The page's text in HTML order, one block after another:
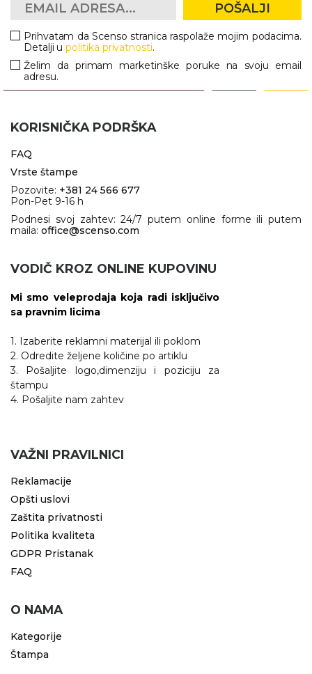
POŠALJI
Prihvatam da Scenso stranica raspolaže mojim podacima.
Detalji upolitika privatnosti.
Želim da primam marketinške poruke na svoju email
adresu.
KORISNIČKA PODRŠKA
FAQ
Vrste štampe
Pozovite: +381 24 566 677
Pon-Pet 9-16 h
Podnesi svoj zahtev: 24/7 putem online forme ili putem
maila: office@scenso.com
VODIČ KROZ ONLINE KUPOVINU
Mi smo veleprodaja koja radi isključivo
sa pravnim licima
1. Izaberite reklamni materijal ili poklom
2. Odredite željene količine po artiklu
3. Pošaljite logo,dimenziju i poziciju za
štampu
4. Pošaljite nam zahtev
VAŽNI PRAVILNICI
Reklamacije
Opšti uslovi
Zaštita privatnosti
Politika kvaliteta
GDPR Pristanak
FAQ
O NAMA
Kategorije
Štampa